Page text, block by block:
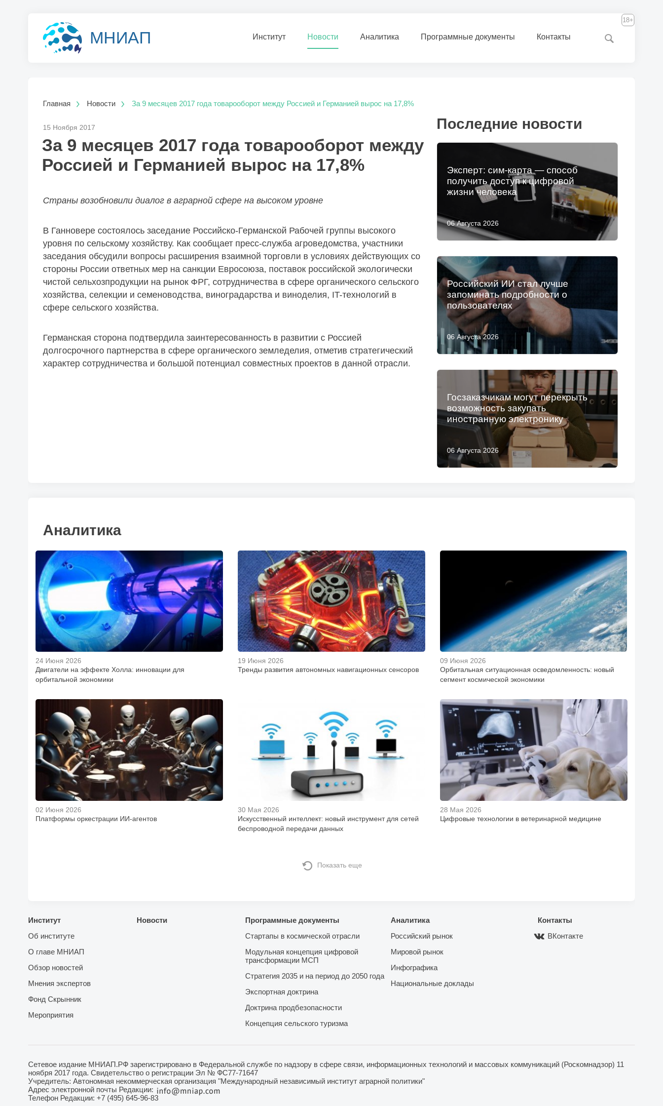
МНИАП Институт Новости Аналитика Программные документы Контакты
18+
Главная Новости За 9 месяцев 2017 года товарооборот между Росcией и Германией вырос на 17,8%
15 Ноября 2017
За 9 месяцев 2017 года товарооборот между
Росcией и Германией вырос на 17,8%
Страны возобновили диалог в аграрной сфере на высоком уровне
В Ганновере состоялось заседание Российско-Германской Рабочей группы высокого
уровня по сельскому хозяйству. Как сообщает пресс-служба агроведомства, участники
заседания обсудили вопросы расширения взаимной торговли в условиях действующих со
стороны России ответных мер на санкции Евросоюза, поставок российской экологически
чистой сельхозпродукции на рынок ФРГ, сотрудничества в сфере органического сельского
хозяйства, селекции и семеноводства, виноградарства и виноделия, IT-технологий в
сфере сельского хозяйства.
Германская сторона подтвердила заинтересованность в развитии с Россией
долгосрочного партнерства в сфере органического земледелия, отметив стратегический
характер сотрудничества и большой потенциал совместных проектов в данной отрасли.
Последние новости
06 Августа 2026
Эксперт: сим-карта — способ
получить доступ к цифровой
жизни человека
06 Августа 2026
Российский ИИ стал лучше
запоминать подробности о
пользователях
06 Августа 2026
Госзаказчикам могут перекрыть
возможность закупать
иностранную электронику
Аналитика
24 Июня 2026
Двигатели на эффекте Холла: инновации для
орбитальной экономики
19 Июня 2026
Тренды развития автономных навигационных сенсоров
09 Июня 2026
Орбитальная ситуационная осведомленность: новый
сегмент космической экономики
02 Июня 2026
Платформы оркестрации ИИ-агентов
30 Мая 2026
Искусственный интеллект: новый инструмент для сетей
беспроводной передачи данных
28 Мая 2026
Цифровые технологии в ветеринарной медицине
Показать еще
Институт
Об институте
О главе МНИАП
Обзор новостей
Мнения экспертов
Фонд Скрынник
Мероприятия
Новости
Программные документы
Стартапы в космической отрасли
Модульная концепция цифровой
трансформации МСП
Стратегия 2035 и на период до 2050 года
Экспортная доктрина
Доктрина продбезопасности
Концепция сельского туризма
Аналитика
Российский рынок
Мировой рынок
Инфографика
Национальные доклады
Контакты
ВКонтакте
Сетевое издание МНИАП.РФ зарегистрировано в Федеральной службе по надзору в сфере связи, информационных технологий и массовых коммуникаций (Роскомнадзор) 11
ноября 2017 года. Свидетельство о регистрации Эл № ФС77-71647
Учредитель: Автономная некоммерческая организация "Международный независимый институт аграрной политики"
Адрес электронной почты Редакции:
Телефон Редакции: +7 (495) 645-96-83